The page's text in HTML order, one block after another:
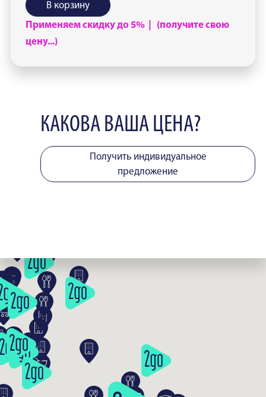
В корзину
Применяем скидку до 5% | (получите свою
цену...)
КАКОВА ВАША ЦЕНА?
Получить индивидуальное
предложение